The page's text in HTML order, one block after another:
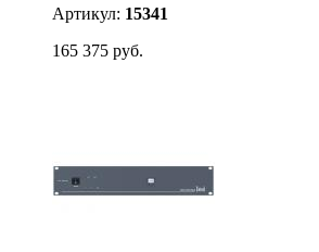
Артикул: 15341
165 375 руб.